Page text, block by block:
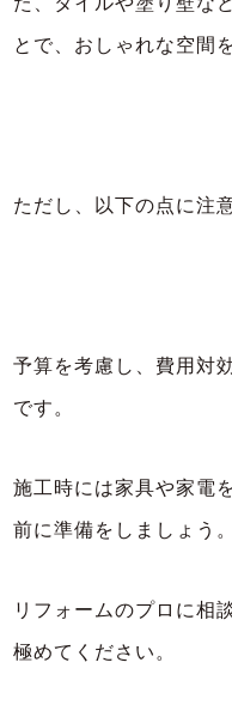
とで、おしゃれな空間
ただし、以下の点に注
予算を考慮し、費用対
です。
施工時には家具や家電
前に準備をしましょう。
リフォームのプロに相
極めてください。